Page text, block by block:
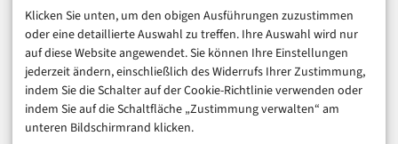
Klicken Sie unten, um den obigen Ausführungen zuzustimmen
oder eine detaillierte Auswahl zu treffen. Ihre Auswahl wird nur
auf diese Website angewendet. Sie können Ihre Einstellungen
jederzeit ändern, einschließlich des Widerrufs Ihrer Zustimmung,
indem Sie die Schalter auf der Cookie-Richtlinie verwenden oder
indem Sie auf die Schaltfläche „Zustimmung verwalten“ am
unteren Bildschirmrand klicken.
E-COMMERCE TRENDS NACHHALTIGKEIT NEWS
In der ReiheE-Commerce & Handel